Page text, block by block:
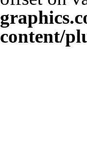
content/